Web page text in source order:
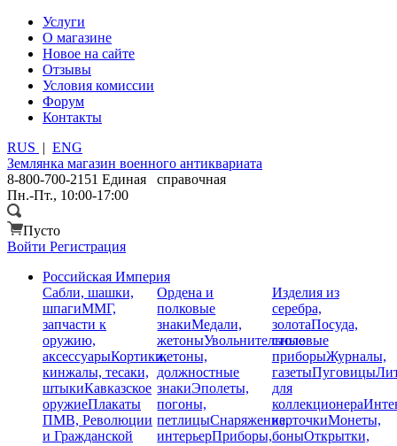
Услуги
О магазине
Новое на сайте
Отзывы
Условия комиссии
Форум
Контакты
RUS | ENG
Землянка магазин военного антиквариата
8-800-700-2151 Единая справочная
Пн.-Пт., 10:00-17:00
Пусто
Войти Регистрация
Российская Империя
Сабли, шашки,
шпагиММГ,
запчасти к
оружию,
аксессуарыКортики,
кинжалы, тесаки,
штыкиКавказское
оружиеПлакаты
ПМВ, Революции
и Гражданской
Ордена и
полковые
знакиМедали,
жетоныУвольнительные
жетоны,
должностные
знакиЭполеты,
погоны,
петлицыСнаряжение,
интерьерПриборы,
Изделия из
серебра,
золотаПосуда,
столовые
приборыЖурналы,
газетыПуговицы
для
коллекционера
карточкиМонеты,
боныОткрытки,